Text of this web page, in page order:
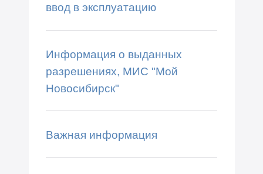
ввод в эксплуатацию
Информация о выданных
разрешениях, МИС "Мой
Новосибирск"
Важная информация